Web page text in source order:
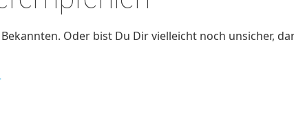
Oder bist Du Dir vielleicht noch unsicher,